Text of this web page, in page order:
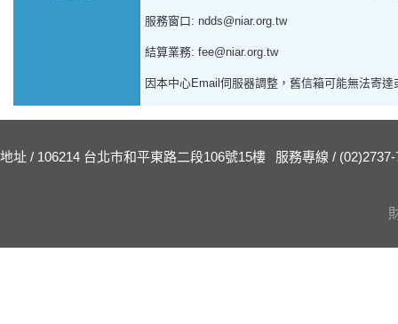
服務窗口: ndds@niar.org.tw
結算業務: fee@niar.org.tw
因本中心Email伺服器調整，舊信箱可能無法寄
地址 / 106214 台北市和平東路二段106號15樓 服務專線 / (02)2737-